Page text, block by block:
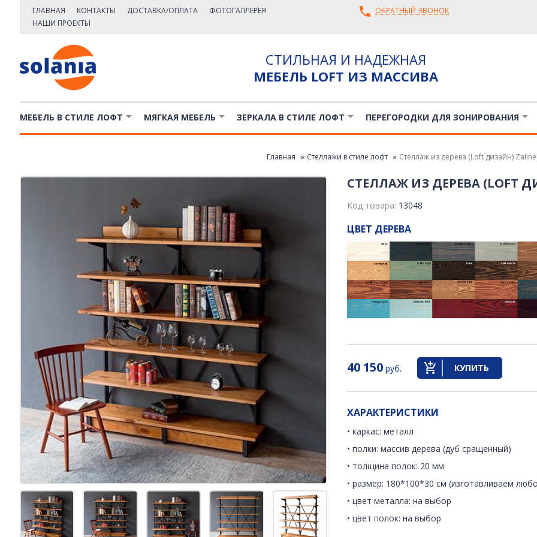
ГЛАВНАЯ КОНТАКТЫ ДОСТАВКА/ОПЛАТА
ФОТОГАЛЛЕРЕЯ
НАШИ ПРОЕКТЫ
ОБРАТНЫЙ ЗВОНОК
СТИЛЬНАЯ И НАДЕЖНАЯ
МЕБЕЛЬ LOFT ИЗ МАССИВА
МЕБЕЛЬ В СТИЛЕ ЛОФТ МЯГКАЯ МЕБЕЛЬ ЗЕРКАЛА В СТИЛЕ ЛОФТ ПЕРЕГОРОДКИ ДЛЯ ЗОНИРОВАНИЯ
Главная Стеллажи в стиле лофт Стеллаж из дерева (Loft дизайн)
СТЕЛЛАЖ ИЗ ДЕРЕВА (LOFT
Код товара: 13048
ЦВЕТ ДЕРЕВА
40 150 руб. КУПИТЬ
ХАРАКТЕРИСТИКИ
• каркас: металл
• полки: массив дерева (дуб сращенный)
• толщина полок: 20 мм
• размер: 180*100*30 см (изготавливаем
• цвет металла: на выбор
• цвет полок: на выбор